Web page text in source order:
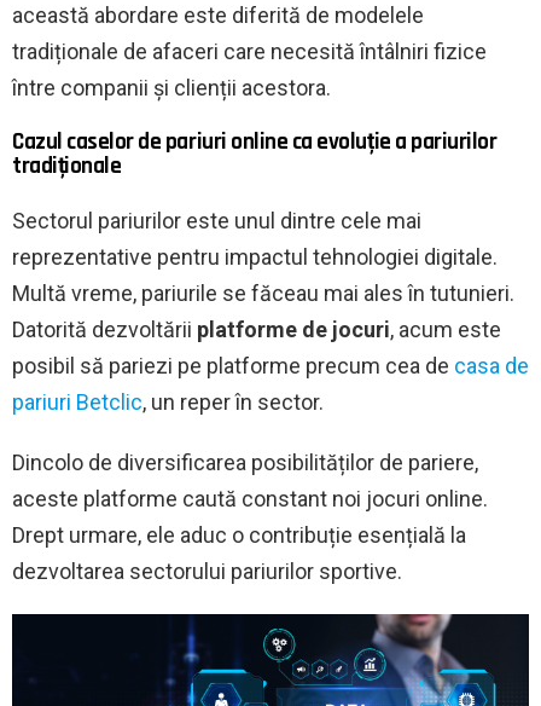
această abordare este diferită de modelele
tradiționale de afaceri care necesită întâlniri fizice
între companii și clienții acestora.
Cazul caselor de pariuri online ca evoluție a pariurilor
tradiționale
Sectorul pariurilor este unul dintre cele mai
reprezentative pentru impactul tehnologiei digitale.
Multă vreme, pariurile se făceau mai ales în tutunieri.
Datorită dezvoltării platforme de jocuri, acum este
posibil să pariezi pe platforme precum cea de casa de
pariuri Betclic, un reper în sector.
Dincolo de diversificarea posibilităților de pariere,
aceste platforme caută constant noi jocuri online.
Drept urmare, ele aduc o contribuție esențială la
dezvoltarea sectorului pariurilor sportive.